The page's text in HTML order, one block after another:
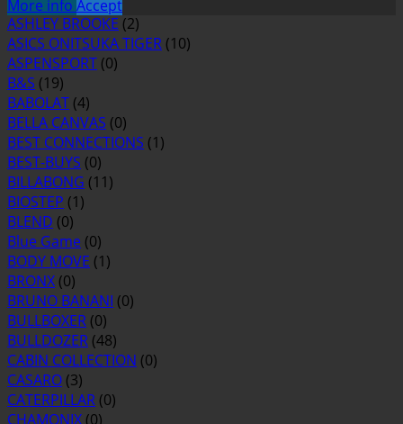
ASHLEY BROOKE (2)
ASICS ONITSUKA TIGER (10)
ASPENSPORT (0)
B&S (19)
BABOLAT (4)
BELLA CANVAS (0)
BEST CONNECTIONS (1)
BEST-BUYS (0)
BILLABONG (11)
BIOSTEP (1)
BLEND (0)
Blue Game (0)
BODY MOVE (1)
BRONX (0)
BRUNO BANANI (0)
BULLBOXER (0)
BULLDOZER (48)
CABIN COLLECTION (0)
CASARO (3)
CATERPILLAR (0)
CHAMONIX (0)
More info Accept